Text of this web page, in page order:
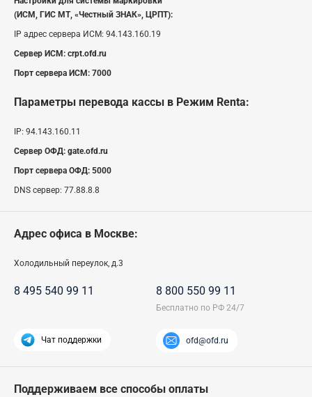
(ИСМ, ГИС МТ, «Честный ЗНАК», ЦРПТ):
IP адрес сервера ИСМ: 94.143.160.19
Сервер ИСМ: crpt.ofd.ru
Порт сервера ИСМ: 7000
Параметры перевода кассы в Режим Renta:
IP: 94.143.160.11
Сервер ОФД: gate.ofd.ru
Порт сервера ОФД: 5000
DNS сервер: 77.88.8.8
Адрес офиса в Москве:
Холодильный переулок, д.3
8 495 540 99 11 8 800 550 99 11
Чат поддержки ofd@ofd.ru
Поддерживаем все способы оплаты